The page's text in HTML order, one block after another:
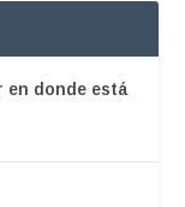
en donde está